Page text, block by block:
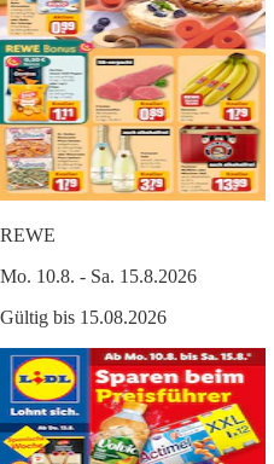
REWE
Mo. 10.8. - Sa. 15.8.2026
Gültig bis 15.08.2026